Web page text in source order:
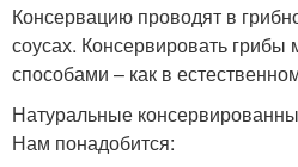
Консервацию проводят в
соусах. Консервировать
способами – как в
Натуральные
Нам понадобится: